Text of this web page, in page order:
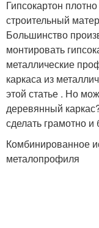
Гипсокартон
строительный
Большинство
монтировать
металлические
каркаса из
этой статье . Но
деревянный
сделать грамотно и
Комбинированное
металопрофиля